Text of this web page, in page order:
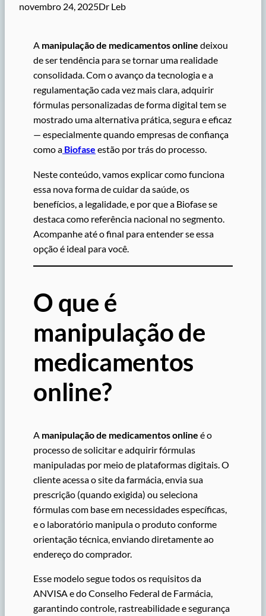
novembro 24, 2025Dr Leb
A manipulação de medicamentos online deixou
de ser tendência para se tornar uma realidade
consolidada. Com o avanço da tecnologia e a
regulamentação cada vez mais clara, adquirir
fórmulas personalizadas de forma digital tem se
mostrado uma alternativa prática, segura e eficaz
— especialmente quando empresas de confiança
como a Biofase estão por trás do processo.
Neste conteúdo, vamos explicar como funciona
essa nova forma de cuidar da saúde, os
benefícios, a legalidade, e por que a Biofase se
destaca como referência nacional no segmento.
Acompanhe até o final para entender se essa
opção é ideal para você.
O que é
manipulação de
medicamentos
online?
A manipulação de medicamentos online é o
processo de solicitar e adquirir fórmulas
manipuladas por meio de plataformas digitais. O
cliente acessa o site da farmácia, envia sua
prescrição (quando exigida) ou seleciona
fórmulas com base em necessidades específicas,
e o laboratório manipula o produto conforme
orientação técnica, enviando diretamente ao
endereço do comprador.
Esse modelo segue todos os requisitos da
ANVISA e do Conselho Federal de Farmácia,
garantindo controle, rastreabilidade e segurança